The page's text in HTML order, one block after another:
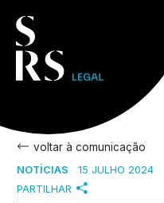
voltar à comunicação
NOTÍCIAS
15 JULHO 2024
PARTILHAR